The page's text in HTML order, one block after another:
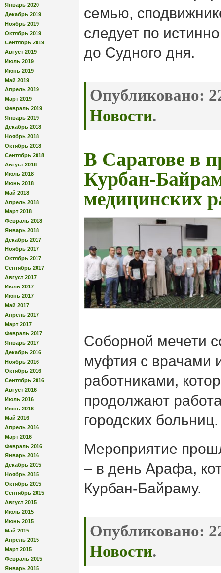
Январь 2020
Декабрь 2019
Ноябрь 2019
Октябрь 2019
Сентябрь 2019
Август 2019
Июль 2019
Июнь 2019
Май 2019
Апрель 2019
Март 2019
Февраль 2019
Январь 2019
Декабрь 2018
Ноябрь 2018
Октябрь 2018
Сентябрь 2018
Август 2018
Июль 2018
Июнь 2018
Май 2018
Апрель 2018
Март 2018
Февраль 2018
Январь 2018
Декабрь 2017
Ноябрь 2017
Октябрь 2017
Сентябрь 2017
Август 2017
Июль 2017
Июнь 2017
Май 2017
Апрель 2017
Март 2017
Февраль 2017
Январь 2017
Декабрь 2016
Ноябрь 2016
Октябрь 2016
Сентябрь 2016
Август 2016
Июль 2016
Июнь 2016
Май 2016
Апрель 2016
Март 2016
Февраль 2016
Январь 2016
Декабрь 2015
Ноябрь 2015
Октябрь 2015
Сентябрь 2015
Август 2015
Июль 2015
Июнь 2015
Май 2015
Апрель 2015
Март 2015
Февраль 2015
Январь 2015
семью,
следует по
до Судного дня.
Опубликовано:
Новости.
В Саратове в
Курбан-
медицинских
Соборной мечети
муфтия с врачами
работниками,
продолжают
городских больниц.
Мероприятие
– в день Арафа,
Курбан-Байраму.
Опубликовано:
Новости.